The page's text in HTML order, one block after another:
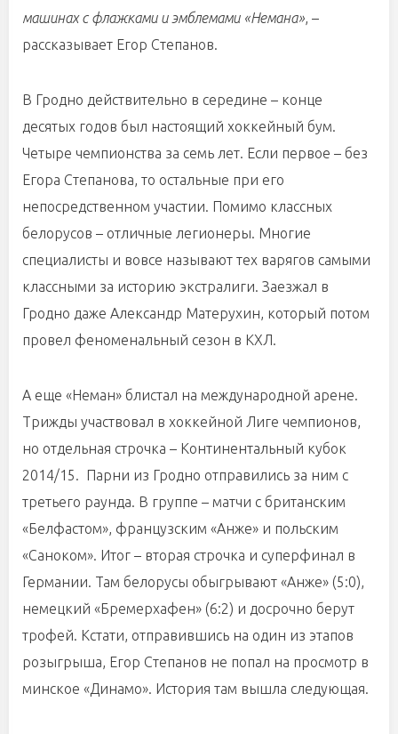
машинах с флажками и эмблемами «Немана», –
рассказывает Егор Степанов.
В Гродно действительно в середине – конце
десятых годов был настоящий хоккейный бум.
Четыре чемпионства за семь лет. Если первое – без
Егора Степанова, то остальные при его
непосредственном участии. Помимо классных
белорусов – отличные легионеры. Многие
специалисты и вовсе называют тех варягов самыми
классными за историю экстралиги. Заезжал в
Гродно даже Александр Матерухин, который потом
провел феноменальный сезон в КХЛ.
А еще «Неман» блистал на международной арене.
Трижды участвовал в хоккейной Лиге чемпионов,
но отдельная строчка – Континентальный кубок
2014/15. Парни из Гродно отправились за ним с
третьего раунда. В группе – матчи с британским
«Белфастом», французским «Анже» и польским
«Саноком». Итог – вторая строчка и суперфинал в
Германии. Там белорусы обыгрывают «Анже» (5:0),
немецкий «Бремерхафен» (6:2) и досрочно берут
трофей. Кстати, отправившись на один из этапов
розыгрыша, Егор Степанов не попал на просмотр в
минское «Динамо». История там вышла следующая.